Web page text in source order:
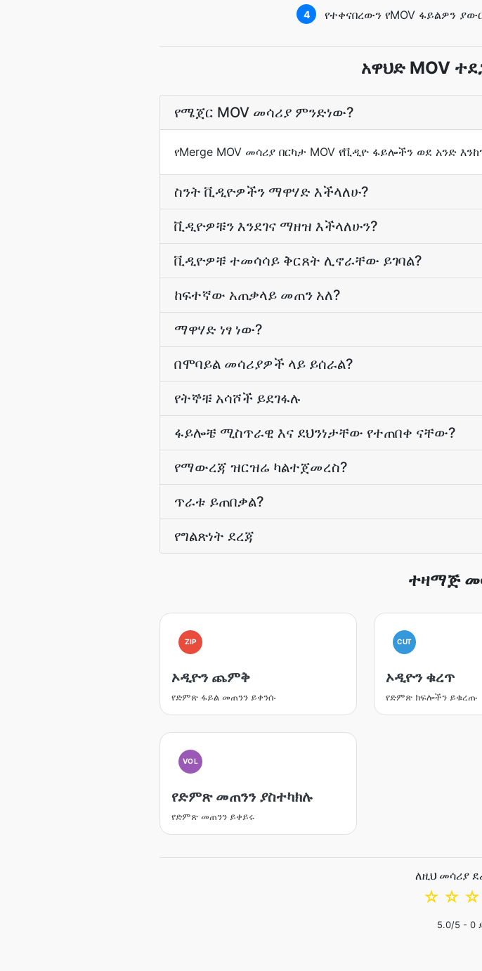
4 የተቀናበረውን የMOV ፋይልዎን
አዋህድ MOV
የሜጀር MOV መሳሪያ ምንድነው?
የMerge MOV መሳሪያ በርካታ MOV የቪዲዮ ፋይሎችን ወደ አንድ
ስንት ቪዲዮዎችን ማዋሃድ እችላለሁ?
ቪዲዮዎቹን እንደገና ማዘዝ እችላለሁን?
ቪዲዮዎቹ ተመሳሳይ ቅርጸት ሊኖራቸው ይገባል?
ከፍተኛው አጠቃላይ መጠን አለ?
ማዋሃድ ነፃ ነው?
በሞባይል መሳሪያዎች ላይ ይሰራል?
የትኞቹ አሳሾች ይደገፋሉ
ፋይሎቼ ሚስጥራዊ እና ደህንነታቸው የተጠበቀ ናቸው?
የማውረጃ ዝርዝሬ ካልተጀመረስ?
ጥራቱ ይጠበቃል?
የግልጽነት ደረጃ
ተዛማጅ
ZIP
ኦዲዮን ጨምቅ
የድምጽ ፋይል መጠንን ይቀንሱ
CUT
ኦዲዮን ቁረጥ
የድምጽ ክፍሎችን ይቁረጡ
VOL
የድምጽ መጠንን ያስተካክሉ
የድምጽ መጠንን ይቀይሩ
ለዚህ መሳሪያ
☆
☆
☆
5.0/5 - 0